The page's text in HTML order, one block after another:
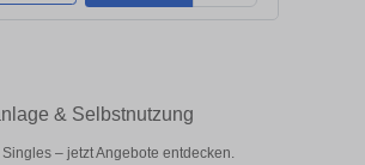
& Selbstnutzung
– jetzt Angebote entdecken.